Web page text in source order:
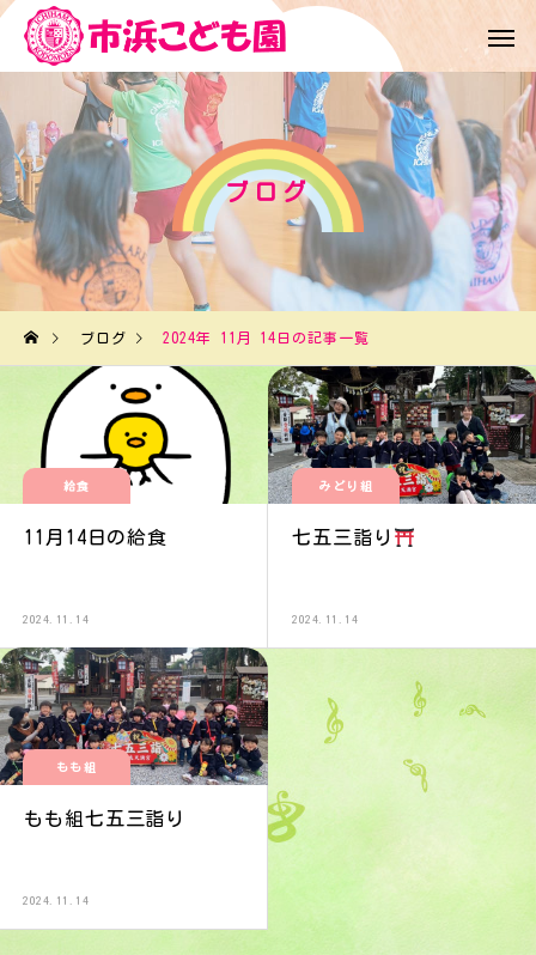
ブログ
ブログ 2024年 11月 14日の記事一覧
給食
11月14日の給食
2024.11.14
みどり組
七五三詣り
2024.11.14
もも組
もも組七五三詣り
2024.11.14